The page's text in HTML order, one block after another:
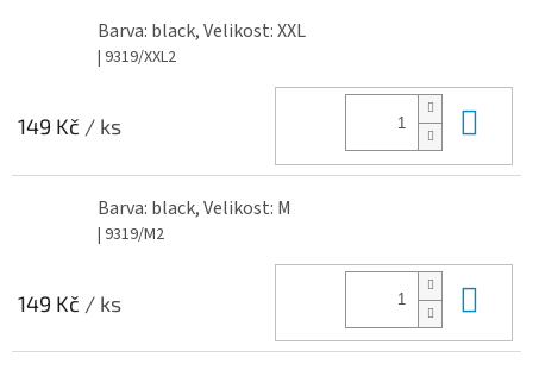
Barva: black, Velikost: XXL
| 9319/XXL2
149 Kč / ks
Barva: black, Velikost: M
| 9319/M2
149 Kč / ks